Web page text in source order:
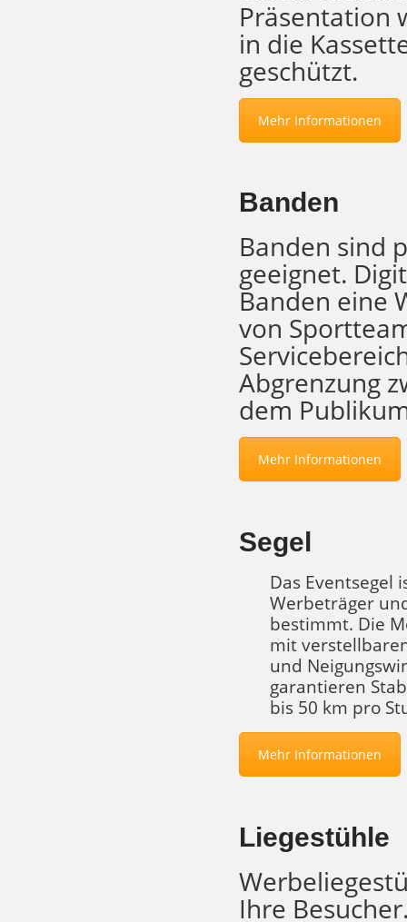
Präsentation
in die
geschützt.
Mehr Informationen
Banden
Banden sind
geeignet.
Banden eine
von
Abgrenzung
dem
Mehr Informationen
Segel
Das Eventsegel
Werbeträger
bestimmt. Die
mit
und
garantieren
bis 50 km pro
Mehr Informationen
Liegestühle
Ihre